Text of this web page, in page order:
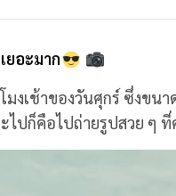
ยอะมาก
งเช้าของวันศุกร์ ซึ่งขนา
ปก็คือไปถ่ายรูปสวย ๆ ที่